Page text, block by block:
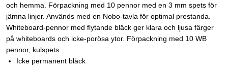
och hemma. Förpackning med 10 pennor med en 3 mm spets för
jämna linjer. Används med en Nobo-tavla för optimal prestanda.
Whiteboard-pennor med flytande bläck ger klara och ljusa färger
på whiteboards och icke-porösa ytor. Förpackning med 10 WB
pennor, kulspets.
Icke permanent bläck